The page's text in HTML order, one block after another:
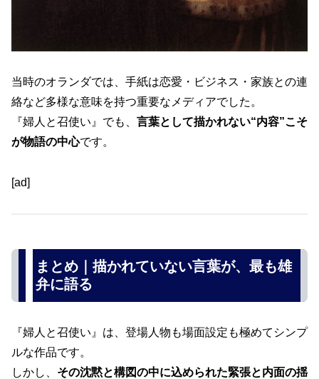
当時のオランダでは、手紙は恋愛・ビジネス・家族との連
絡など多様な意味を持つ重要なメディアでした。
『婦人と召使い』でも、 言葉として描かれない“内容”こそ
が物語の中心です。
[ad]
まとめ｜描かれていない言葉が、最も雄
弁に語る
『婦人と召使い』は、登場人物も場面設定も極めてシンプ
ルな作品です。
しかし、 その沈黙と構図の中に込められた緊張と内面の揺